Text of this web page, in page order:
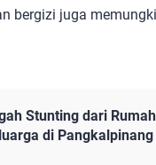
bergizi juga
Stunting dari
di Pangkalpinang